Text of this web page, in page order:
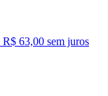
R$ 63,00 sem juros